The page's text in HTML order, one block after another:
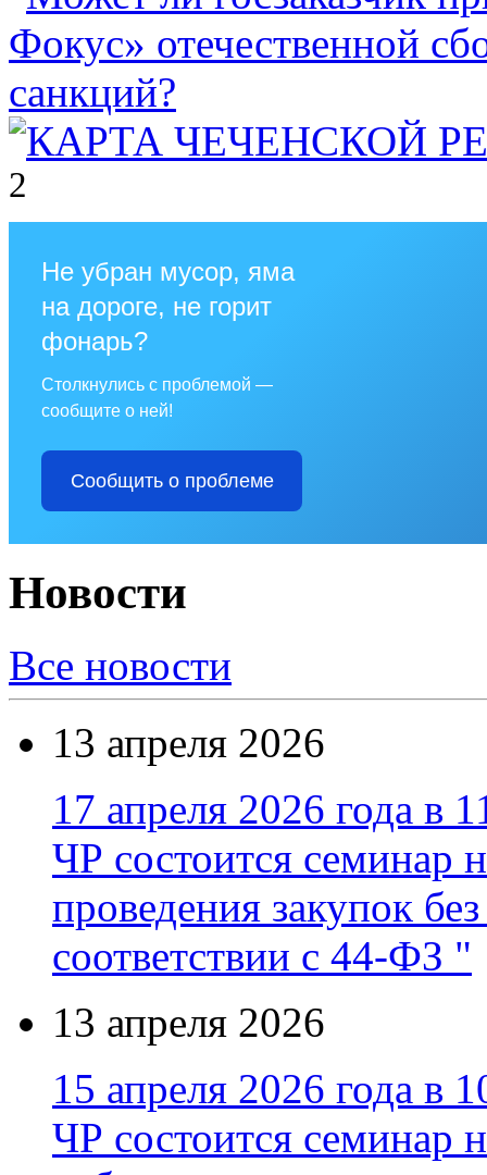
2
Не убран мусор, яма
на дороге, не горит
фонарь?
Столкнулись с проблемой —
сообщите о ней!
Сообщить о проблеме
Новости
Все новости
13 апреля 2026
17 апреля 2026 года в
ЧР состоится семинар
проведения закупок
соответствии с 44-ФЗ "
13 апреля 2026
15 апреля 2026 года в
ЧР состоится семинар